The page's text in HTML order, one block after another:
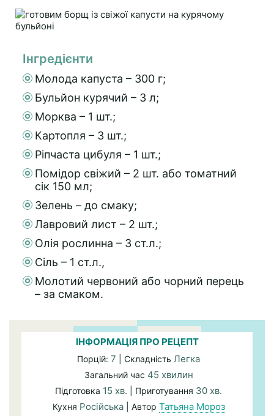
Інгредієнти
Молода капуста – 300 г;
Бульйон курячий – 3 л;
Морква – 1 шт.;
Картопля – 3 шт.;
Ріпчаста цибуля – 1 шт.;
Помідор свіжий – 2 шт. або томатний
сік 150 мл;
Зелень – до смаку;
Лавровий лист – 2 шт.;
Олія рослинна – 3 ст.л.;
Сіль – 1 ст.л.,
Молотий червоний або чорний перець
– за смаком.
ІНФОРМАЦІЯ ПРО РЕЦЕПТ
Порцій: 7 | Складність Легка
Загальний час 45 хвилин
Підготовка 15 хв. | Приготування 30 хв.
Кухня Російська| Автор Татьяна Мороз